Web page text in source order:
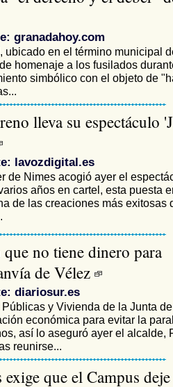
granadahoy.com
ubicado en el término municipal
homenaje a los fusilados
simbólico con el objeto de
lleva su espectáculo
lavozdigital.es
de Nimes acogió ayer el
años en cartel, esta puesta
de las creaciones más exitosas
no tiene dinero para
de Vélez
diariosur.es
y Vivienda de la Junta
económica para evitar la
así lo aseguró ayer el alcalde,
reunirse...
que el Campus